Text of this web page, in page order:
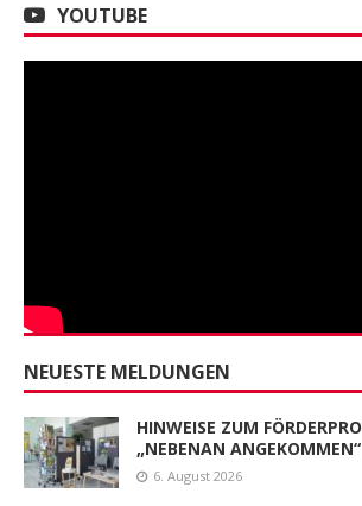
YOUTUBE
NEUESTE MELDUNGEN
HINWEISE ZUM
„NEBENAN ANGEKOMMEN“
6. August 2026